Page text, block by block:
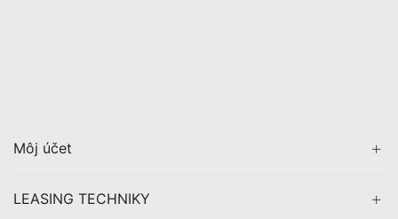
Môj účet
LEASING TECHNIKY